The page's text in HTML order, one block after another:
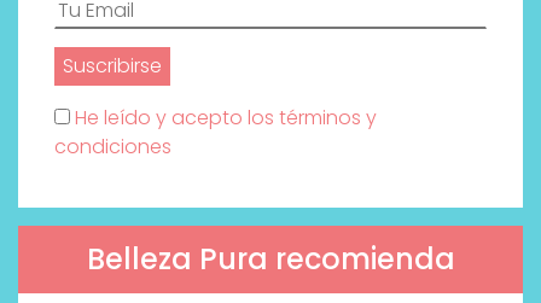
He leído y acepto los términos y
condiciones
Belleza Pura recomienda